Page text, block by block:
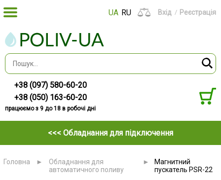
UA RU Вхід Реєстрація
+38 (097) 580-60-20
+38 (050) 163-60-20
працюємо з 9 до 18 в робочі дні
<<< Обладнання для підключення
Головна ►
Обладнання для
автоматичного поливу
►
Магнитний
пускатель PSR-22